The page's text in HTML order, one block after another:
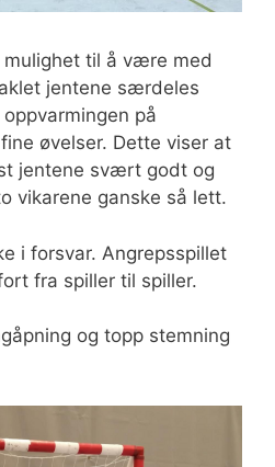
til å være med
jentene særdeles
på
øvelser. Dette viser at
jentene svært godt og
vikarene ganske så lett.
i forsvar. Angrepsspillet
fra spiller til spiller.
og topp stemning